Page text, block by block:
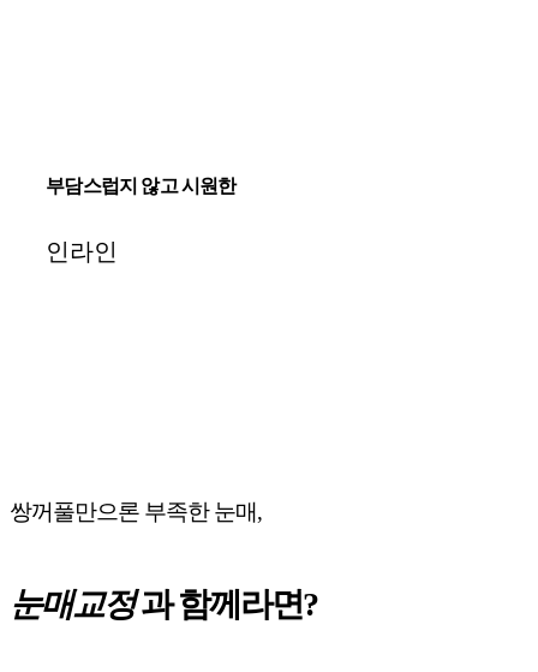
부담스럽지 않고 시원한
인라인
쌍꺼풀만으론 부족한 눈매,
눈매교정과 함께라면?